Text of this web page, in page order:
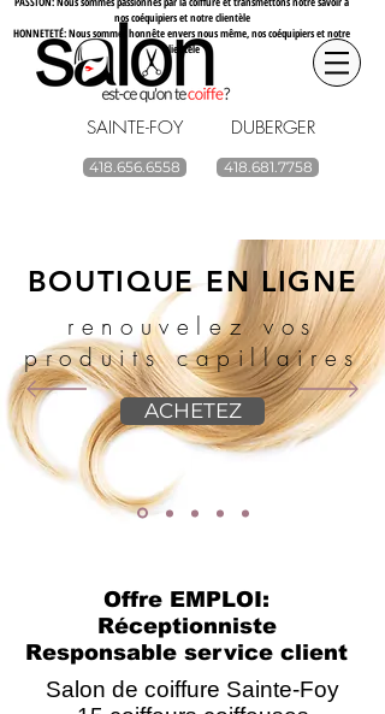
SAINTE-FOY DUBERGER
418.656.6558 418.681.7758
BOUTIQUE EN LIGNE
renouvelez vos
produits capillaires
ACHETEZ
nos coéquipiers et notre clientèle
HONNETETÉ: Nous sommes honnête envers nous même, nos coéquipiers et notre
clientèle
Offre EMPLOI:
Réceptionniste
Responsable service client
Salon de coiffure Sainte-Foy